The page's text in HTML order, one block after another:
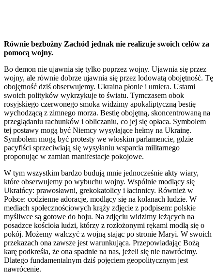
Równie bezbożny Zachód jednak nie realizuje swoich celów za
pomocą wojny.
Bo demon nie ujawnia się tylko poprzez wojny. Ujawnia się przez
wojny, ale równie dobrze ujawnia się przez lodowatą obojętność. Tę
obojętność dziś obserwujemy. Ukraina płonie i umiera. Ustami
swoich polityków wykrzykuje to światu. Tymczasem obok
rosyjskiego czerwonego smoka widzimy apokaliptyczną bestię
wychodzącą z zimnego morza. Bestię obojętną, skoncentrowaną na
przeglądaniu rachunków i obliczaniu, co jej się opłaca. Symbolem
tej postawy mogą być Niemcy wysyłające hełmy na Ukrainę.
Symbolem mogą być protesty we włoskim parlamencie, gdzie
pacyfiści sprzeciwiają się wysyłaniu wsparcia militarnego
proponując w zamian manifestacje pokojowe.
W tym wszystkim bardzo budują mnie jednocześnie akty wiary,
które obserwujemy po wybuchu wojny. Wspólnie modlący się
Ukraińcy: prawosławni, grekokatolicy i łacinnicy. Również w
Polsce: codzienne adoracje, modlący się na kolanach ludzie. W
mediach społecznościowych krąży zdjęcie z podpisem: polskie
myśliwce są gotowe do boju. Na zdjęciu widzimy leżących na
posadzce kościoła ludzi, którzy z rozłożonymi rękami modlą się o
pokój. Możemy walczyć z wojną stając po stronie Maryi. W swoich
przekazach ona zawsze jest warunkująca. Przepowiadając Bożą
karę podkreśla, że ona spadnie na nas, jeżeli się nie nawrócimy.
Dlatego fundamentalnym dziś pojęciem geopolitycznym jest
nawrócenie.